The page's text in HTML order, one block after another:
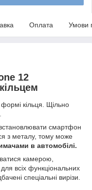
Оплата Умови
12
кільця. Щільно
смартфон
з металу, тому може
в автомобілі.
камерою,
всіх функціональних
спеціальні вирізи.